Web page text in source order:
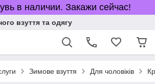
в наличии. Закажи сейчас!
взуття та одягу
Зимове взуття Для чоловіків